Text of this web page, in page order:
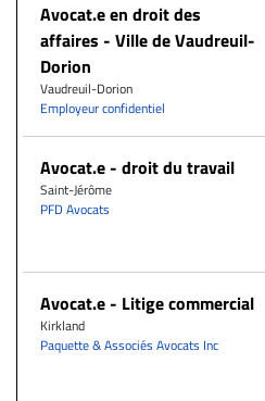
Avocat.e en droit des
affaires - Ville de Vaudreuil-
Dorion
Vaudreuil-Dorion
Employeur confidentiel
Avocat.e - droit du travail
Saint-Jérôme
PFD Avocats
Avocat.e - Litige commercial
Kirkland
Paquette & Associés Avocats Inc